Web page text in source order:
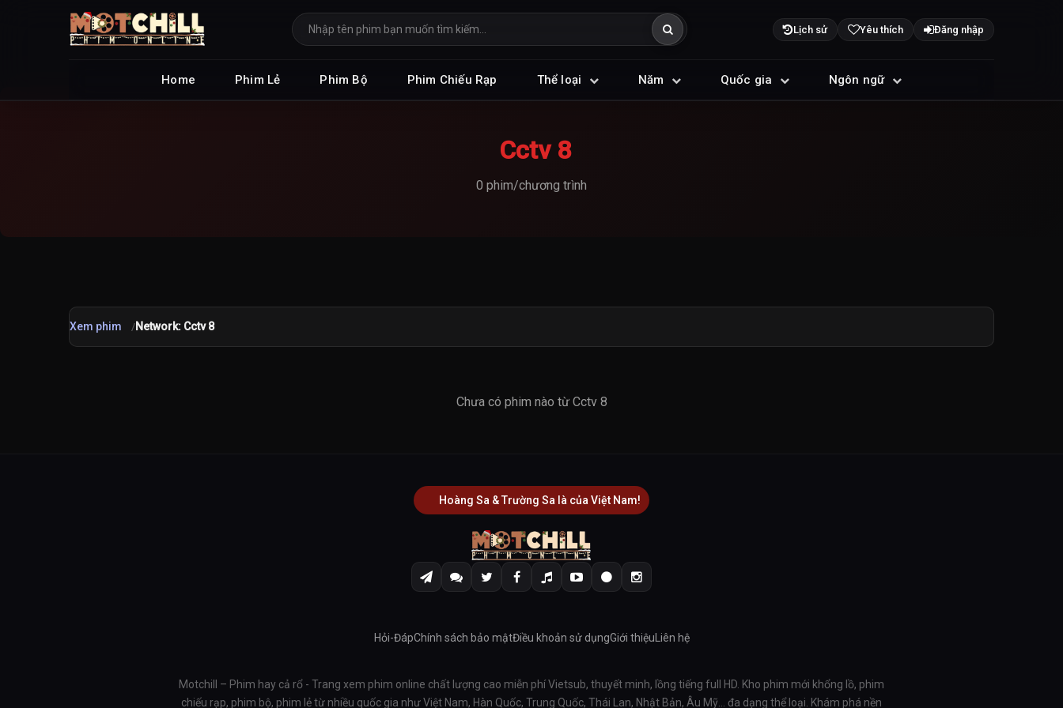
Lịch sử Yêu thích Đăng nhập
Home Phim Lẻ Phim Bộ Phim Chiếu Rạp Thể loại Năm Quốc gia Ngôn ngữ
Cctv 8
0 phim/chương trình
Xem phim Network: Cctv 8
Chưa có phim nào từ Cctv 8
Hoàng Sa & Trường Sa là của Việt Nam!
Hỏi-ĐápChính sách bảo mậtĐiều khoản sử dụngGiới thiệuLiên hệ
Motchill – Phim hay cả rổ - Trang xem phim online chất lượng cao miễn phí Vietsub, thuyết minh, lồng tiếng full HD. Kho phim mới khổng lồ, phim
chiếu rạp, phim bộ, phim lẻ từ nhiều quốc gia như Việt Nam, Hàn Quốc, Trung Quốc, Thái Lan, Nhật Bản, Âu Mỹ… đa dạng thể loại. Khám phá nền